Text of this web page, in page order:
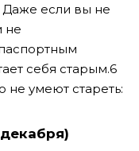
если вы не
не
себя старым.6
не умеют стареть: